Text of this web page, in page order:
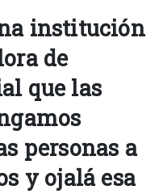
institución
de
que las
personas a
y ojalá esa